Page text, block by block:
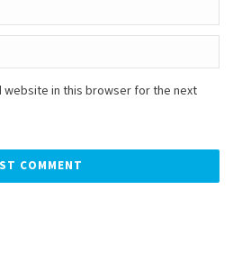
website in this browser for the next